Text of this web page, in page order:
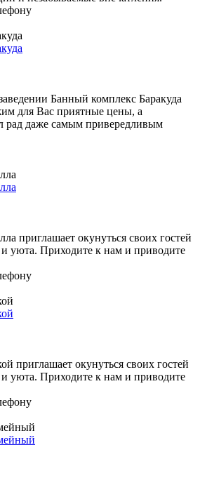
Банный комплекс Баракуда
для Вас приятные цены, а
рад даже самым привередливым
приглашает окунуться своих гостей
уюта. Приходите к нам и приводите
приглашает окунуться своих гостей
уюта. Приходите к нам и приводите